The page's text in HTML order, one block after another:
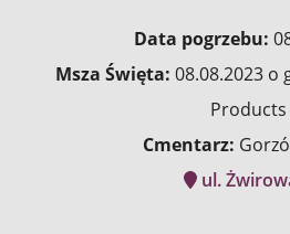
Data pogrzebu:
Msza Święta: 08.08.2023 o
Products
Cmentarz:
ul.